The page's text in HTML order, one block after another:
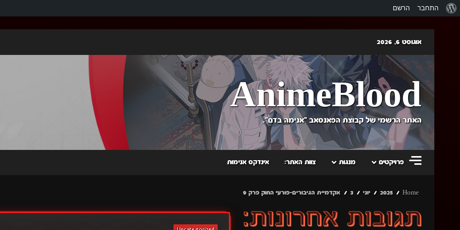
אודות
התחבר הרשם
content
אוגוסט 6, 2026
AnimeBlood
האתר הרשמי של קבוצת הפאנסאב "אנימה בדם".
פרויקטים מנגות צוות האתר: אינדקס אנימות
Home
2025 יוני 3 אקדמיית הגיבורים-פורעי החוק פרק 9